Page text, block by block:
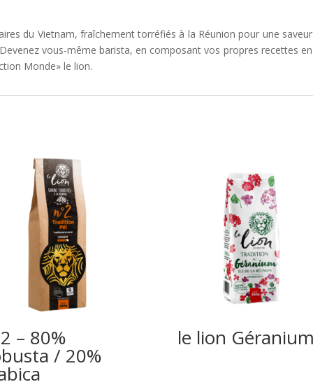
du Vietnam, fraîchement torréfiés à la Réunion pour une saveur
vous-même barista, en composant vos propres recettes en
Monde» le lion.
– 80%
/ 20%
le lion